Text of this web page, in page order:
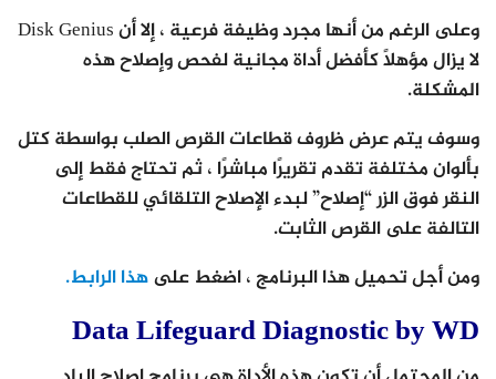
وعلى الرغم من أنها مجرد وظيفة فرعية ، إلا أن Disk Genius
لا يزال مؤهلاً كأفضل أداة مجانية لفحص وإصلاح هذه
المشكلة.
وسوف يتم عرض ظروف قطاعات القرص الصلب بواسطة كتل
بألوان مختلفة تقدم تقريرًا مباشرًا ، ثم تحتاج فقط إلى
النقر فوق الزر “إصلاح” لبدء الإصلاح التلقائي للقطاعات
التالفة على القرص الثابت.
ومن أجل تحميل هذا البرنامج ، اضغط علىهذا الرابط.
Data Lifeguard Diagnostic by WD